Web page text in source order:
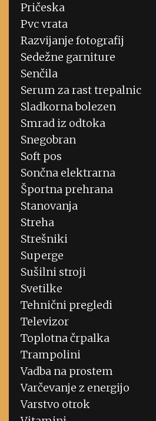
Pričeska
Pvc vrata
Razvijanje fotografij
Sedežne garniture
Senčila
Serum za rast trepalnic
Sladkorna bolezen
Smrad iz odtoka
Snegobran
Soft pos
Sončna elektrarna
Športna prehrana
Stanovanja
Streha
Strešniki
Superge
Sušilni stroji
Svetilke
Tehnični pregledi
Televizor
Toplotna črpalka
Trampolini
Vadba na prostem
Varčevanje z energijo
Varstvo otrok